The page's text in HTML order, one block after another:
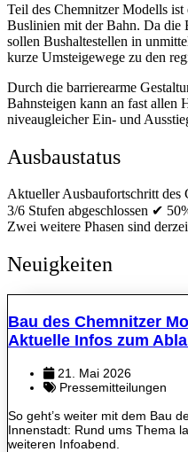
Teil des Chemnitzer Modells
Buslinien mit der Bahn. Da die
sollen Bushaltestellen in
kurze Umsteigewege zu den
Durch die barrierearme
Bahnsteigen kann an fast allen
niveaugleicher Ein- und
Ausbaustatus
Aktueller Ausbaufortschritt des
3/6 Stufen abgeschlossen ✔
Zwei weitere Phasen sind
Neuigkeiten
Bau des Chemnitzer
Aktuelle Infos zum
21. Mai 2026
Pressemitteilungen
So geht’s weiter mit dem Bau
Innenstadt: Rund ums Thema
weiteren Infoabend.